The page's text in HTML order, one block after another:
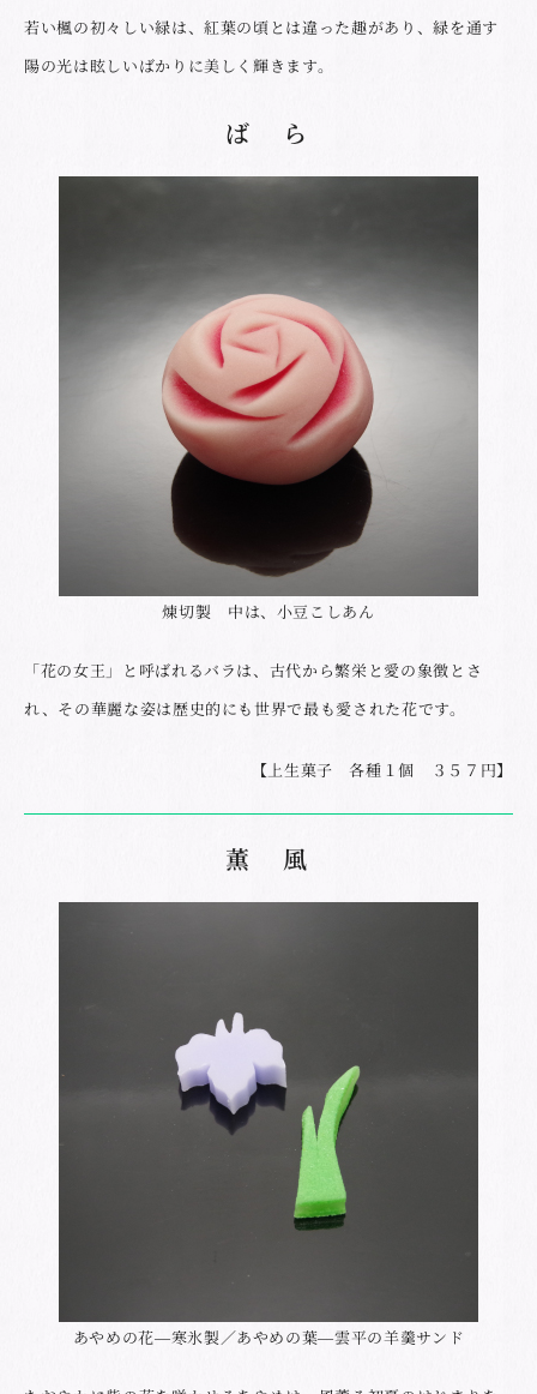
若い楓の初々しい緑は、紅葉の頃とは違った趣があり、緑を通す
陽の光は眩しいばかりに美しく輝きます。
ば ら
煉切製 中は、小豆こしあん
「花の女王」と呼ばれるバラは、古代から繁栄と愛の象徴とさ
れ、その華麗な姿は歴史的にも世界で最も愛された花です。
【上生菓子 各種１個 ３５７円】
薫 風
あやめの花―寒氷製／あやめの葉―雲平の羊羹サンド